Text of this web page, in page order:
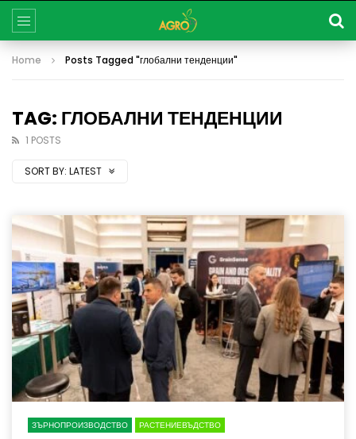
Home Posts Tagged "глобални тенденции"
TAG: ГЛОБАЛНИ ТЕНДЕНЦИИ
1 POSTS
SORT BY: LATEST
ЗЪРНОПРОИЗВОДСТВО РАСТЕНИЕВЪДСТВО